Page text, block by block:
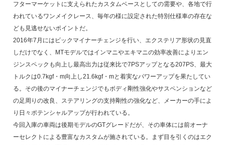
フターマーケットに支えられたカスタムベースとしての需要や、各地で行
われているワンメイクレース、毎年の様に設定された特別仕様車の存在な
ども見逃せないポイントだ。
2016年7月にはビックマイナーチェンジを行い、エクステリア形状の見直
しだけでなく、MTモデルではインマニやエキマニの効率改善によりエン
ジンスペックも向上し最高出力は従来比で7PSアップとなる207PS、最大
トルクは0.7kgf・m向上し21.6kgf・mと着実なパワーアップを果たしてい
る。その後のマイナーチェンジでもボディ剛性強化やサスペンションなど
の足周りの改良、ステアリングの支持剛性の強化など、メーカーの手によ
り日々ポテンシャルアップが行われている。
今回入庫の車両は後期モデルのGTグレードだが、その車体には前オーナ
ーセレクトによる豊富なカスタムが施されている。まず目を引くのはエク